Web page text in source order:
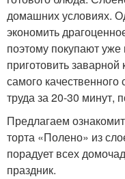
домашних условиях.
экономить
поэтому покупают
приготовить
самого
труда за 20-30 минут,
Предлагаем
торта «Полено» из
порадует всех
праздник.